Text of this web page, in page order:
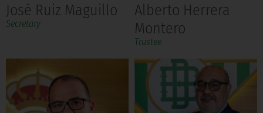
José Ruiz Maguillo
Secretary
Alberto Herrera
Montero
Trustee